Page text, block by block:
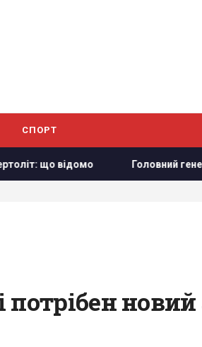
СПОРТ
відомо Головний генерал США